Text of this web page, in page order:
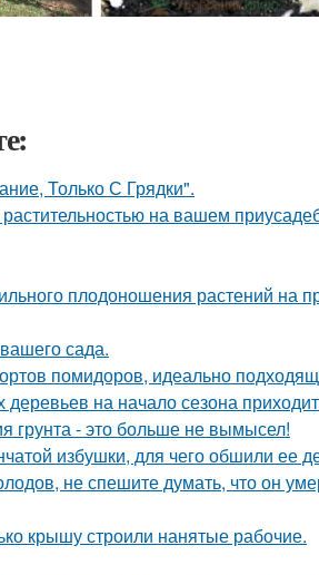
Только С Грядки".
на вашем
плодоношения растений на
сада.
помидоров, идеально
на начало сезона
грунта - это больше не вымысел!
избушки, для чего обшили ее
не спешите думать, что он
крышу строили нанятые рабочие.